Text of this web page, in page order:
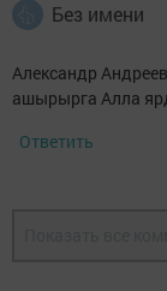
Без имени
Александр
ашырырга Алла
Ответить